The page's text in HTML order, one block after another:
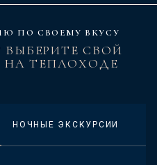
ПО СВОЕМУ ВКУСУ
ВЫБЕРИТЕ СВОЙ
НА ТЕПЛОХОДЕ
НОЧНЫЕ ЭКСКУРСИИ